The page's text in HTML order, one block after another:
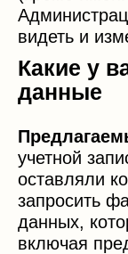
видеть и
Какие у
данные
учетной
оставляли
запросить
данных,
включая